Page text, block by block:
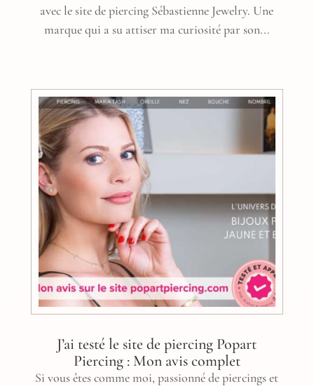
avec le site de piercing Sébastienne Jewelry. Une
marque qui a su attiser ma curiosité par son...
J’ai testé le site de piercing Popart
Piercing : Mon avis complet
Si vous êtes comme moi, passionné de piercings et